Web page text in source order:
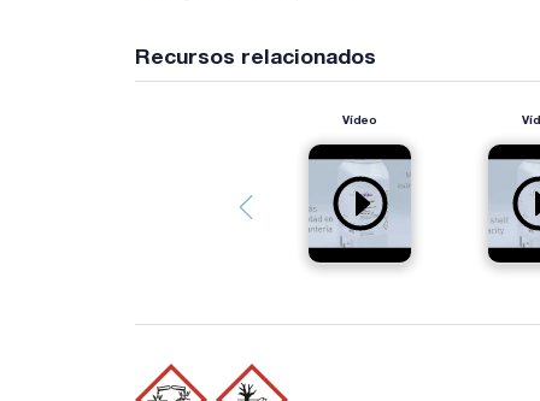
Recursos relacionados
Vídeo